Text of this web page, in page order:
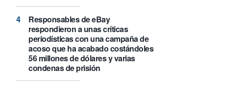
Responsables de eBay
respondieron a unas críticas
periodísticas con una campaña de
acoso que ha acabado costándoles
56 millones de dólares y varias
condenas de prisión